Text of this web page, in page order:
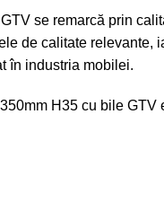
se remarcă prin
de calitate
în industria mobilei.
H35 cu bile GTV